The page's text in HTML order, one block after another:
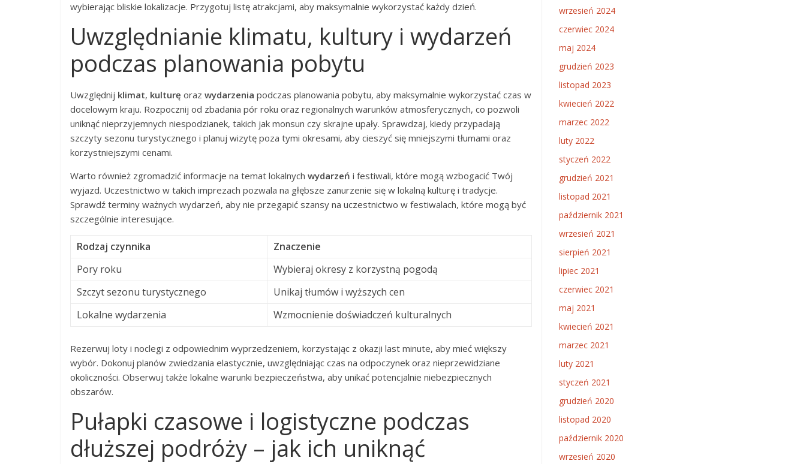
wybierając bliskie lokalizacje. Przygotuj listę atrakcjami, aby maksymalnie wykorzystać każdy dzień.
Uwzględnianie klimatu, kultury i wydarzeń
podczas planowania pobytu
Uwzględnij klimat, kulturę oraz wydarzenia podczas planowania pobytu, aby maksymalnie wykorzystać czas w
docelowym kraju. Rozpocznij od zbadania pór roku oraz regionalnych warunków atmosferycznych, co pozwoli
uniknąć nieprzyjemnych niespodzianek, takich jak monsun czy skrajne upały. Sprawdzaj, kiedy przypadają
szczyty sezonu turystycznego i planuj wizytę poza tymi okresami, aby cieszyć się mniejszymi tłumami oraz
korzystniejszymi cenami.
Warto również zgromadzić informacje na temat lokalnych wydarzeń i festiwali, które mogą wzbogacić Twój
wyjazd. Uczestnictwo w takich imprezach pozwala na głębsze zanurzenie się w lokalną kulturę i tradycje.
Sprawdź terminy ważnych wydarzeń, aby nie przegapić szansy na uczestnictwo w festiwalach, które mogą być
szczególnie interesujące.
Rodzaj czynnika
Znaczenie
Pory roku
Wybieraj okresy z korzystną pogodą
Szczyt sezonu turystycznego
Unikaj tłumów i wyższych cen
Lokalne wydarzenia
Wzmocnienie doświadczeń kulturalnych
Rezerwuj loty i noclegi z odpowiednim wyprzedzeniem, korzystając z okazji last minute, aby mieć większy
wybór. Dokonuj planów zwiedzania elastycznie, uwzględniając czas na odpoczynek oraz nieprzewidziane
okoliczności. Obserwuj także lokalne warunki bezpieczeństwa, aby unikać potencjalnie niebezpiecznych
obszarów.
Pułapki czasowe i logistyczne podczas
dłuższej podróży – jak ich uniknąć
wrzesień 2024
czerwiec 2024
maj 2024
grudzień 2023
listopad 2023
kwiecień 2022
marzec 2022
luty 2022
styczeń 2022
grudzień 2021
listopad 2021
październik 2021
wrzesień 2021
sierpień 2021
lipiec 2021
czerwiec 2021
maj 2021
kwiecień 2021
marzec 2021
luty 2021
styczeń 2021
grudzień 2020
listopad 2020
październik 2020
wrzesień 2020